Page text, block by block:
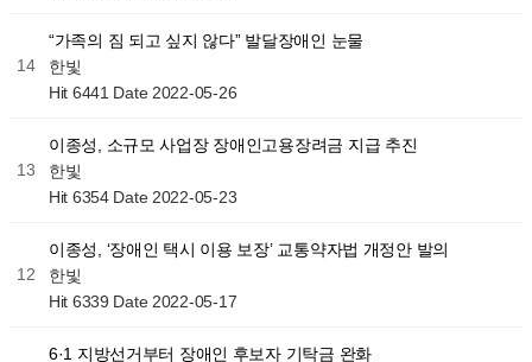
14
“가족의 짐 되고 싶지 않다” 발달장애인 눈물
한빛
Hit 6441 Date 2022-05-26
13
이종성, 소규모 사업장 장애인고용장려금 지급 추진
한빛
Hit 6354 Date 2022-05-23
12
이종성, ‘장애인 택시 이용 보장’ 교통약자법 개정안 발의
한빛
Hit 6339 Date 2022-05-17
6·1 지방선거부터 장애인 후보자 기탁금 완화